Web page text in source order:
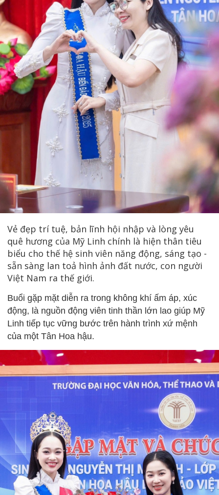
Vẻ đẹp trí tuệ, bản lĩnh hội nhập và lòng yêu
quê hương của Mỹ Linh chính là hiện thân tiêu
biểu cho thế hệ sinh viên năng động, sáng tạo -
sẵn sàng lan toả hình ảnh đất nước, con người
Việt Nam ra thế giới.
Buổi gặp mặt diễn ra trong không khí ấm áp, xúc
động, là nguồn động viên tinh thần lớn lao giúp Mỹ
Linh tiếp tục vững bước trên hành trình xứ mệnh
của một Tân Hoa hậu.